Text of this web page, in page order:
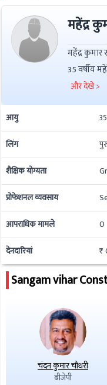
महेंद्र
महेंद्र कुमार संगम
35 वर्षीय महेंद्र कुमार ने Graduate की है इनकी कुल संपत्ति ₹
मामले नहीं हैं.
और देखें >
आयु 35
लिंग
शैक्षिक योग्यता
प्रोफेशनल व्यवसाय
आपराधिक मामले
0
देनदारियां
₹
Sangam vihar
चंदन कुमार चौधरी
बीजेपी